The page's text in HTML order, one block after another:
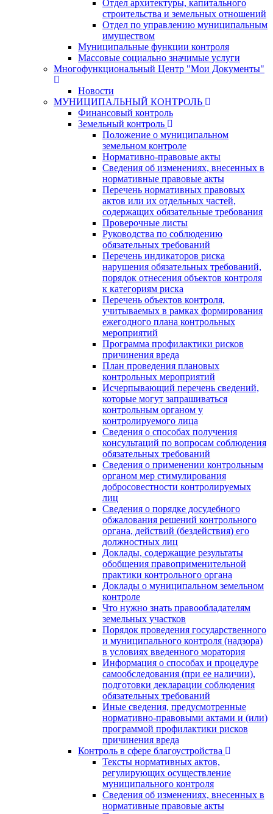
Отдел архитектуры, капитального
строительства и земельных отношений
Отдел по управлению муниципальным
имуществом
Муниципальные функции контроля
Массовые социально значимые услуги
Многофункциональный Центр "Мои Документы"
Новости
МУНИЦИПАЛЬНЫЙ КОНТРОЛЬ
Финансовый контроль
Земельный контроль
Положение о муниципальном
земельном контроле
Нормативно-правовые акты
Сведения об изменениях, внесенных в
нормативные правовые акты
Перечень нормативных правовых
актов или их отдельных частей,
содержащих обязательные требования
Проверочные листы
Руководства по соблюдению
обязательных требований
Перечень индикаторов риска
нарушения обязательных требований,
порядок отнесения объектов контроля
к категориям риска
Перечень объектов контроля,
учитываемых в рамках формирования
ежегодного плана контрольных
мероприятий
Программа профилактики рисков
причинения вреда
План проведения плановых
контрольных мероприятий
Исчерпывающий перечень сведений,
которые могут запрашиваться
контрольным органом у
контролируемого лица
Сведения о способах получения
консультаций по вопросам соблюдения
обязательных требований
Сведения о применении контрольным
органом мер стимулирования
добросовестности контролируемых
лиц
Сведения о порядке досудебного
обжалования решений контрольного
органа, действий (бездействия) его
должностных лиц
Доклады, содержащие результаты
обобщения правоприменительной
практики контрольного органа
Доклады о муниципальном земельном
контроле
Что нужно знать правообладателям
земельных участков
Порядок проведения государственного
и муниципального контроля (надзора)
в условиях введенного моратория
Информация о способах и процедуре
самообследования (при ее наличии),
подготовки декларации соблюдения
обязательных требований
Иные сведения, предусмотренные
нормативно-правовыми актами и (или)
программой профилактики рисков
причинения вреда
Контроль в сфере благоустройства
Тексты нормативных актов,
регулирующих осуществление
муниципального контроля
Сведения об изменениях, внесенных в
нормативные правовые акты